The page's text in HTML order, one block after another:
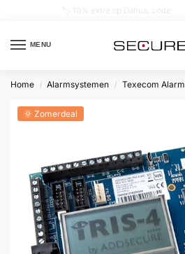
MENU
product…
Alarm
Home / Alarmsystemen / Texecom Alarm
🌞 Zomerdeal